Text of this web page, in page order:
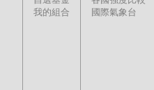
我的組合
國際氣象台